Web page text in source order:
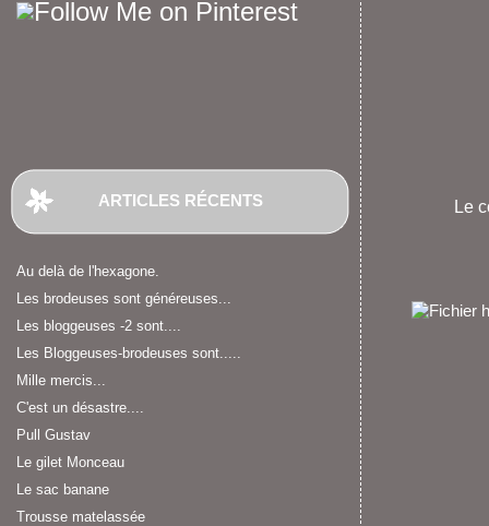
ARTICLES RÉCENTS
Au delà de l'hexagone.
Les brodeuses sont généreuses...
Les bloggeuses -2 sont....
Les Bloggeuses-brodeuses sont.....
Mille mercis...
C'est un désastre....
Pull Gustav
Le gilet Monceau
Le sac banane
Trousse matelassée
Le